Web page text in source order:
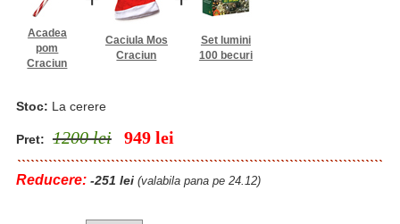
Acadea
pom
Craciun
Caciula Mos
Craciun
Set lumini
100 becuri
Stoc: La cerere
Pret: 1200 lei 949lei
Reducere: -251 lei(valabila pana pe 24.12)